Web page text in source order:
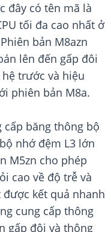
đây có tên mã là
tối đa cao nhất ở
bản M8azn
lên đến gấp đôi
trước và hiệu
phiên bản M8a.
cấp băng thông bộ
nhớ đệm L3 lớn
M5zn cho phép
cao về độ trễ và
kết quả nhanh
cung cấp thông
gấp đôi và thông